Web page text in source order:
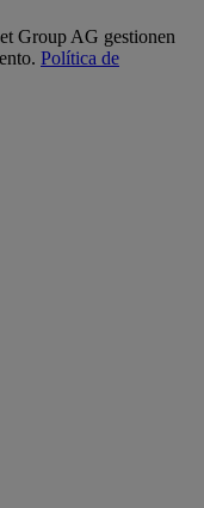
Group AG gestionen
Política de